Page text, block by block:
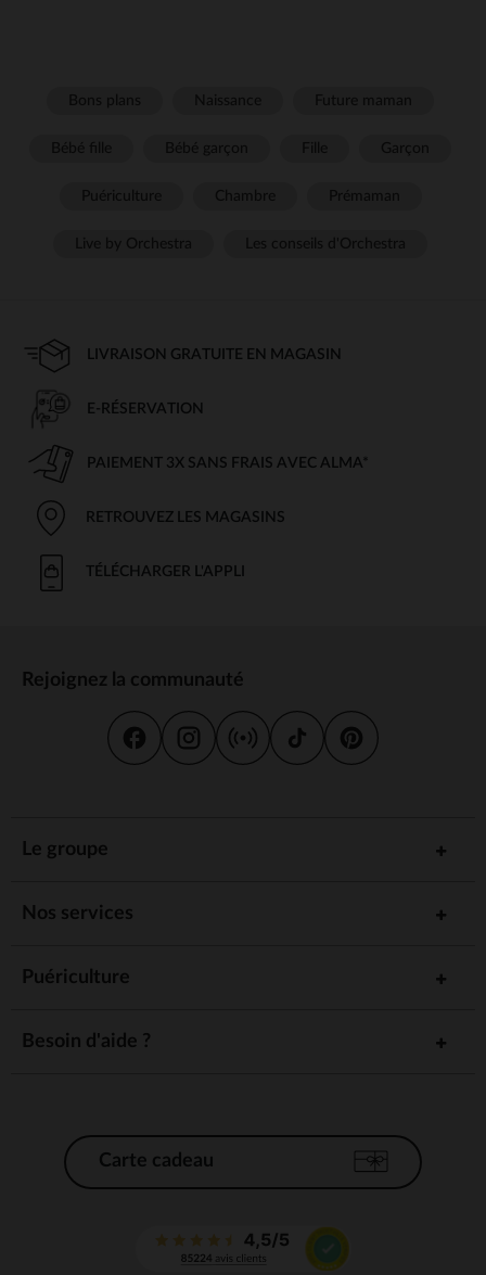
LIVRAISON GRATUITE EN MAGASIN
E-RÉSERVATION
PAIEMENT 3X SANS FRAIS AVEC ALMA*
RETROUVEZ LES MAGASINS
TÉLÉCHARGER L'APPLI
Rejoignez la communauté
Le groupe
Nos services
Puériculture
Besoin d'aide ?
Carte cadeau